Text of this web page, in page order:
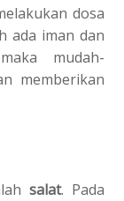
dosa
ada iman dan
mudah-
memberikan
salat. Pada